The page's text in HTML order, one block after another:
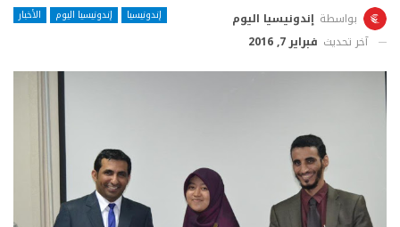
إندونيسيا إندونيسيا اليوم الأخبار بواسطة إندونيسيا اليوم
آخر تحديث فبراير 7, 2016